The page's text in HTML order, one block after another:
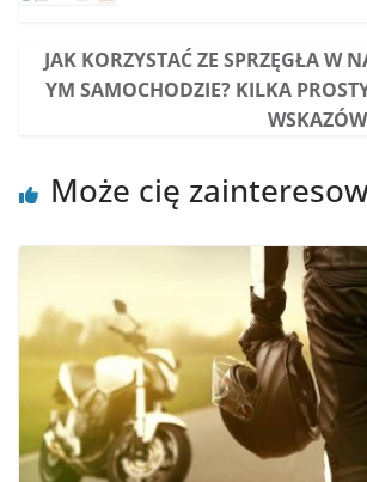
JAK KORZYSTAĆ ZE SPRZĘGŁA W
YM SAMOCHODZIE? KILKA
Może cię